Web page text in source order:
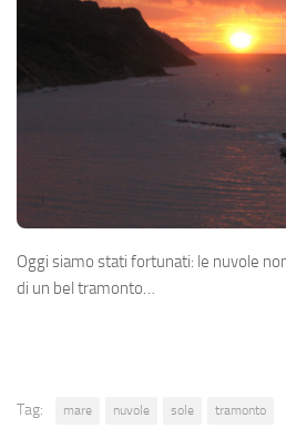
Oggi siamo stati fortunati: le nuvole
di un bel tramonto…
Tag: mare nuvole sole tramonto